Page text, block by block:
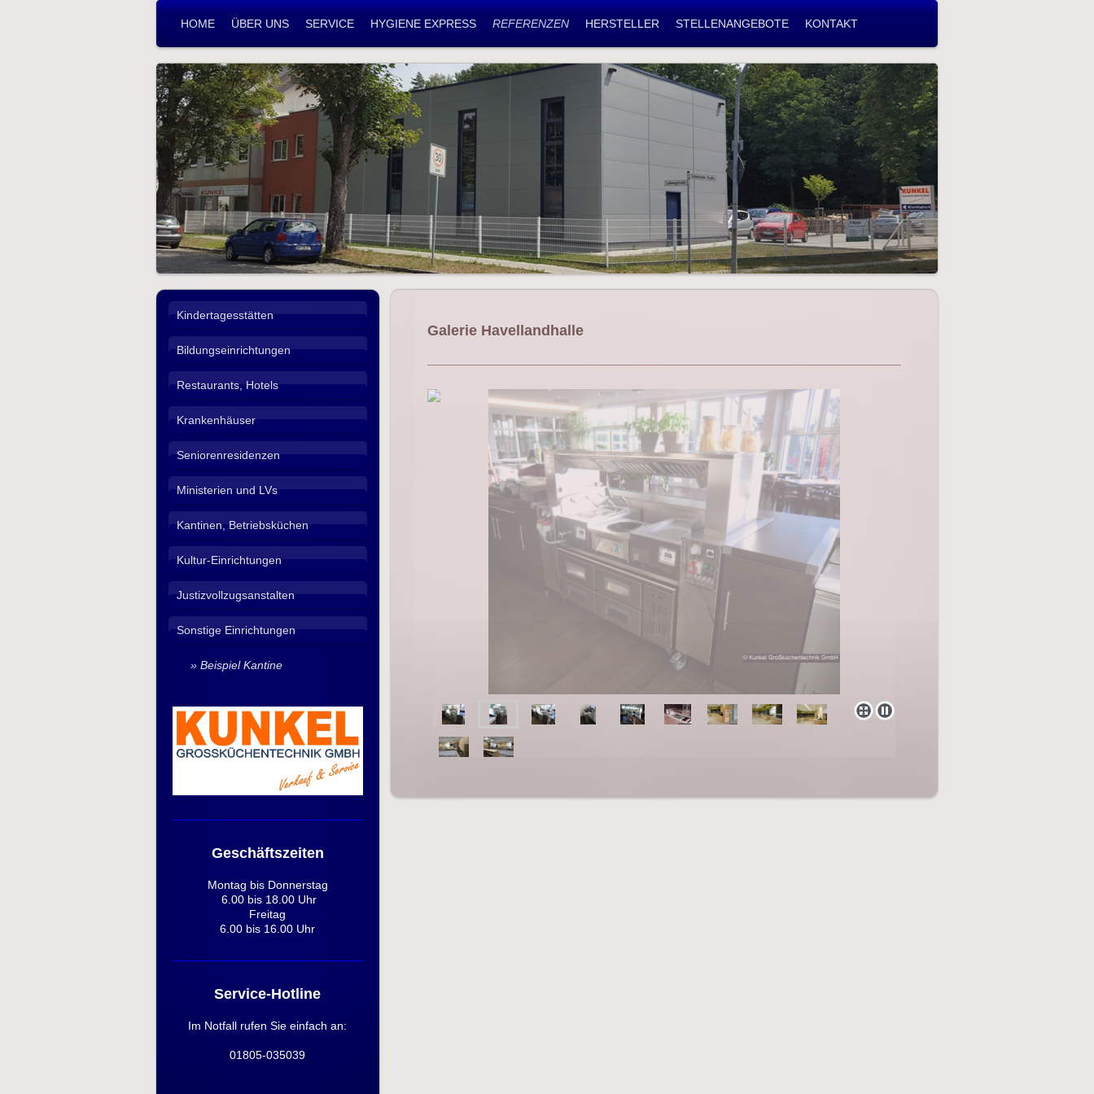
HOME ÜBER UNS SERVICE HYGIENE EXPRESS REFERENZEN HERSTELLER STELLENANGEBOTE KONTAKT
Galerie Havellandhalle
Kindertagesstätten
Bildungseinrichtungen
Restaurants, Hotels
Krankenhäuser
Seniorenresidenzen
Ministerien und LVs
Kantinen, Betriebsküchen
Kultur-Einrichtungen
Justizvollzugsanstalten
Sonstige Einrichtungen
Beispiel Kantine
Geschäftszeiten
Montag bis Donnerstag
6.00 bis 18.00 Uhr
Freitag
6.00 bis 16.00 Uhr
Service-Hotline
Im Notfall rufen Sie einfach an:
01805-035039